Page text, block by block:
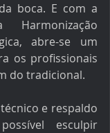
boca. E com a
Harmonização
abre-se um
os profissionais
do tradicional.
e respaldo
esculpir